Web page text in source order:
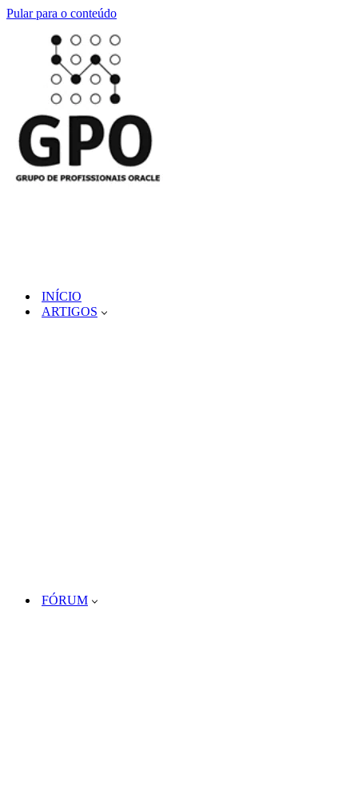
Pular para o conteúdo
INÍCIO
ARTIGOS
FÓRUM